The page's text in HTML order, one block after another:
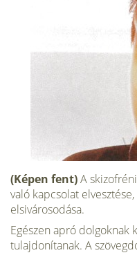
(Képen fent)A
való kapcsolat
elsivárosodása.
Egészen apró dolgoknak
tulajdonítanak. A